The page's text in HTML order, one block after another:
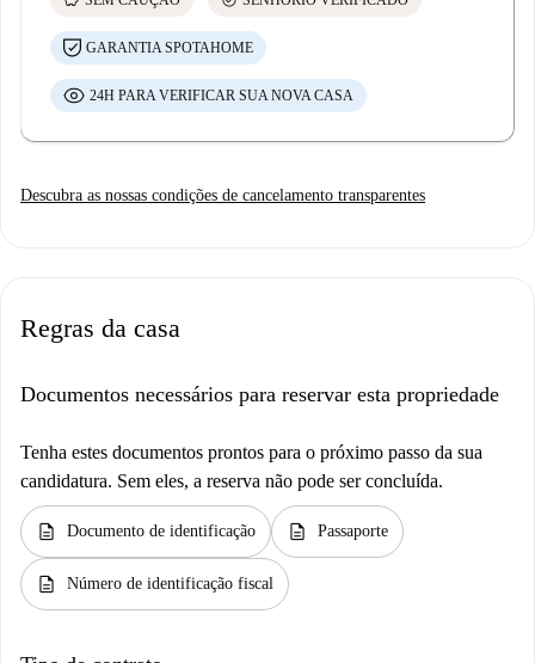
GARANTIA SPOTAHOME
24H PARA VERIFICAR SUA NOVA CASA
Descubra as nossas condições de cancelamento transparentes
Regras da casa
Documentos necessários para reservar esta propriedade
Tenha estes documentos prontos para o próximo passo da sua
candidatura. Sem eles, a reserva não pode ser concluída.
description Documento de identificação description Passaporte
description Número de identificação fiscal